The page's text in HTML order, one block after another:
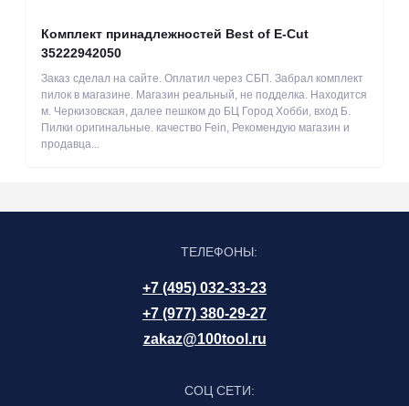
Комплект принадлежностей Best of E-Cut
35222942050
Заказ сделал на сайте. Оплатил через СБП. Забрал комплект
пилок в магазине. Магазин реальный, не подделка. Находится
м. Черкизовская, далее пешком до БЦ Город Хобби, вход Б.
Пилки оригинальные. качество Fein, Рекомендую магазин и
продавца...
ТЕЛЕФОНЫ:
+7 (495) 032-33-23
+7 (977) 380-29-27
zakaz@100tool.ru
СОЦ СЕТИ: